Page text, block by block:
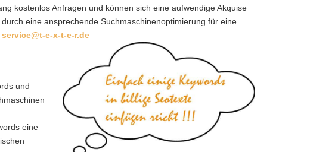
kostenlos Anfragen und können sich eine aufwendige Akquise
eine ansprechende Suchmaschinenoptimierung für eine
service@t-e-x-t-e-r.de
und
eine